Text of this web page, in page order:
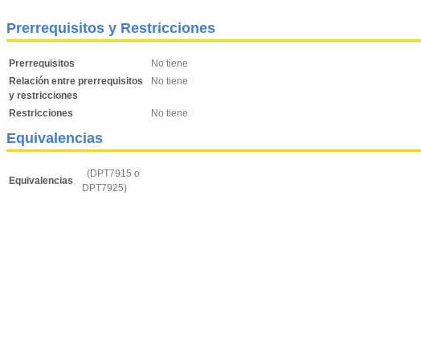
Prerrequisitos y Restricciones
Prerrequisitos
No tiene
Relación entre prerrequisitos
y restricciones
No tiene
Restricciones No tiene
Equivalencias
Equivalencias
(DPT7915 o
DPT7925)